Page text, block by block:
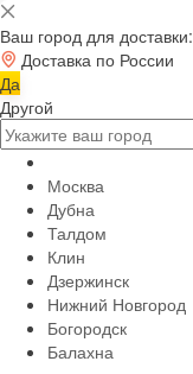
Ваш город для доставки:
Доставка по России
Да
Другой
Москва
Дубна
Талдом
Клин
Дзержинск
Нижний Новгород
Богородск
Балахна